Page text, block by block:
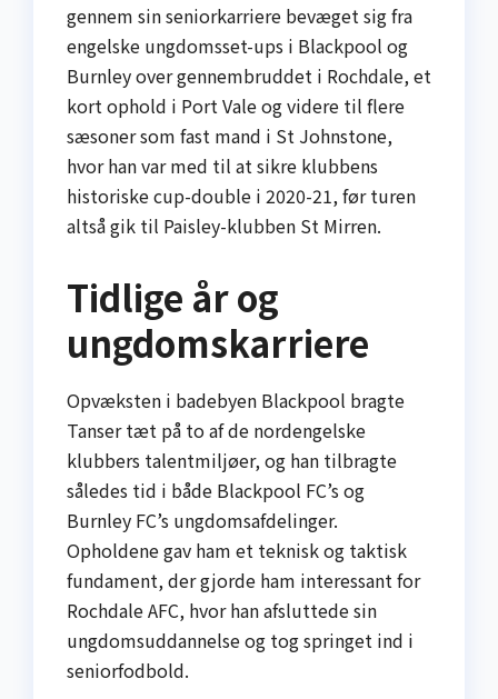
gennem sin seniorkarriere bevæget sig fra
engelske ungdomsset-ups i Blackpool og
Burnley over gennembruddet i Rochdale, et
kort ophold i Port Vale og videre til flere
sæsoner som fast mand i St Johnstone,
hvor han var med til at sikre klubbens
historiske cup-double i 2020-21, før turen
altså gik til Paisley-klubben St Mirren.
Tidlige år og
ungdomskarriere
Opvæksten i badebyen Blackpool bragte
Tanser tæt på to af de nordengelske
klubbers talentmiljøer, og han tilbragte
således tid i både Blackpool FC’s og
Burnley FC’s ungdomsafdelinger.
Opholdene gav ham et teknisk og taktisk
fundament, der gjorde ham interessant for
Rochdale AFC, hvor han afsluttede sin
ungdomsuddannelse og tog springet ind i
seniorfodbold.